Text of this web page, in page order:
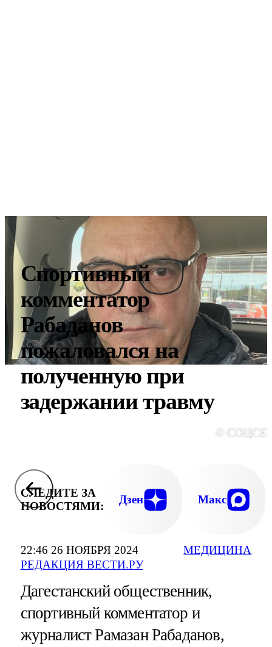
22:46 26 НОЯБРЯ 2024
РЕДАКЦИЯ ВЕСТИ.РУ
МЕДИЦИНА
Спортивный
комментатор
Рабаданов
пожаловался на
полученную при
задержании травму
©
СЛЕДИТЕ ЗА
НОВОСТЯМИ:
Дзен Макс
Дагестанский общественник,
спортивный комментатор и
журналист Рамазан Рабаданов,